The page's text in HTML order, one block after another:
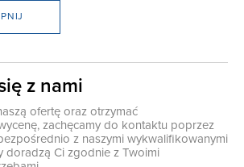
z nami
ofertę oraz otrzymać
zachęcamy do kontaktu poprzez
z naszymi wykwalifikowanymi
doradzą Ci zgodnie z Twoimi